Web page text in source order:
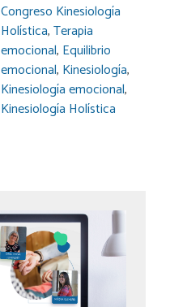
Congreso Kinesiología
Holística,Terapia
emocional, Equilibrio
emocional, Kinesiología,
Kinesiología emocional,
Kinesiología Holística